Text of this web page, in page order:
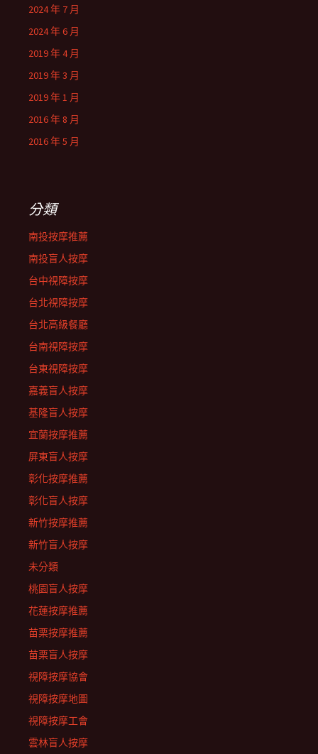
2024 年 7 月
2024 年 6 月
2019 年 4 月
2019 年 3 月
2019 年 1 月
2016 年 8 月
2016 年 5 月
分類
南投按摩推薦
南投盲人按摩
台中視障按摩
台北視障按摩
台北高級餐廳
台南視障按摩
台東視障按摩
嘉義盲人按摩
基隆盲人按摩
宜蘭按摩推薦
屏東盲人按摩
彰化按摩推薦
彰化盲人按摩
新竹按摩推薦
新竹盲人按摩
未分類
桃園盲人按摩
花蓮按摩推薦
苗栗按摩推薦
苗栗盲人按摩
視障按摩協會
視障按摩地圖
視障按摩工會
雲林盲人按摩